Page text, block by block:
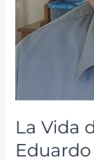
La Vida